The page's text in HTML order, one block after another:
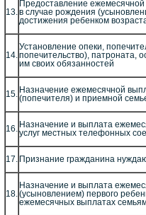
13.
Предоставление
в случае рождения
достижения ребенком
14.
Установление опеки,
попечительство), патроната,
им своих обязанностей
15. Назначение ежемесячной
(попечителя) и приемной
16.
Назначение и выплата
услуг местных телефонных
17. Признание гражданина
18.
Назначение и выплата
(усыновлением) первого
ежемесячных выплатах